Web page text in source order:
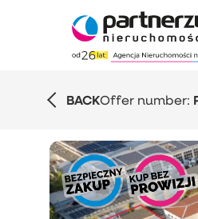
BACKOffer number: